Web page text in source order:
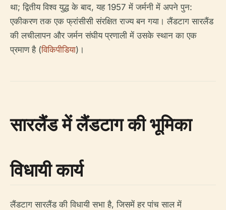
था; द्वितीय विश्व युद्ध के बाद, यह 1957 में जर्मनी में अपने पुन:
एकीकरण तक एक फ्रांसीसी संरक्षित राज्य बन गया। लैंडटाग सारलैंड
की लचीलापन और जर्मन संघीय प्रणाली में उसके स्थान का एक
प्रमाण है (विकिपीडिया)।
सारलैंड में लैंडटाग की भूमिका
विधायी कार्य
लैंडटाग सारलैंड की विधायी सभा है, जिसमें हर पांच साल में